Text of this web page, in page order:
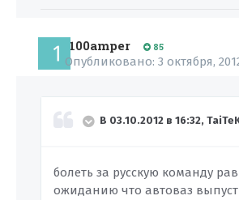
100amper 85
Опубликовано: 3 октября,
В 03.10.2012 в 16:32,
болеть за русскую команду
ожиданию что автоваз